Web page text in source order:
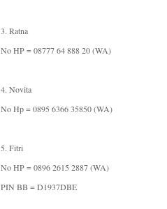
3. Ratna
No HP = 08777 64 888 20 (WA)
4. Novita
No Hp = 0895 6366 35850 (WA)
5. Fitri
No HP = 0896 2615 2887 (WA)
PIN BB = D1937DBE